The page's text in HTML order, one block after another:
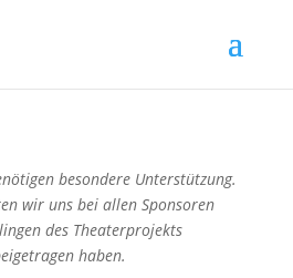
besondere Unterstützung.
wir uns bei allen Sponsoren
des Theaterprojekts
haben.